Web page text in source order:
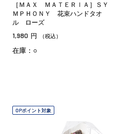
［ＭＡＸ ＭＡＴＥＲＩＡ］ＳＹ
ＭＰＨＯＮＹ 花束ハンドタオ
ル ローズ
1,980 円 （税込）
在庫：○
OPポイント対象